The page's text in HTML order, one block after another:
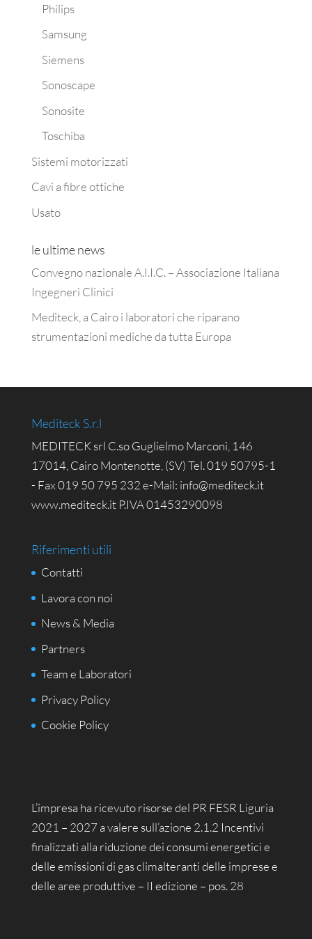
Philips
Samsung
Siemens
Sonoscape
Sonosite
Toschiba
Sistemi motorizzati
Cavi a fibre ottiche
Usato
le ultime news
Convegno nazionale A.I.I.C. – Associazione Italiana
Ingegneri Clinici
Mediteck, a Cairo i laboratori che riparano
strumentazioni mediche da tutta Europa
Mediteck S.r.l
MEDITECK srl C.so Guglielmo Marconi, 146
17014, Cairo Montenotte, (SV) Tel. 019 50795-1
- Fax 019 50 795 232 e-Mail: info@mediteck.it
www.mediteck.it P.IVA 01453290098
Riferimenti utili
Contatti
Lavora con noi
News & Media
Partners
Team e Laboratori
Privacy Policy
Cookie Policy
L’impresa ha ricevuto risorse del PR FESR Liguria
2021 – 2027 a valere sull’azione 2.1.2 Incentivi
finalizzati alla riduzione dei consumi energetici e
delle emissioni di gas climalteranti delle imprese e
delle aree produttive – II edizione – pos. 28